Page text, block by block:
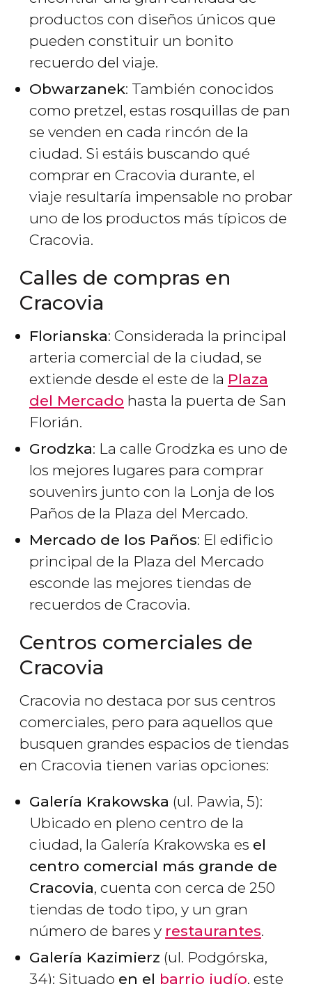
productos con diseños únicos que
pueden constituir un bonito
recuerdo del viaje.
Obwarzanek: También conocidos
como pretzel, estas rosquillas de pan
se venden en cada rincón de la
ciudad. Si estáis buscando qué
comprar en Cracovia durante, el
viaje resultaría impensable no probar
uno de los productos más típicos de
Cracovia.
Calles de compras en
Cracovia
Florianska: Considerada la principal
arteria comercial de la ciudad, se
extiende desde el este de la Plaza
del Mercado hasta la puerta de San
Florián.
Grodzka: La calle Grodzka es uno de
los mejores lugares para comprar
souvenirs junto con la Lonja de los
Paños de la Plaza del Mercado.
Mercado de los Paños: El edificio
principal de la Plaza del Mercado
esconde las mejores tiendas de
recuerdos de Cracovia.
Centros comerciales de
Cracovia
Cracovia no destaca por sus centros
comerciales, pero para aquellos que
busquen grandes espacios de tiendas
en Cracovia tienen varias opciones:
Galería Krakowska (ul. Pawia, 5):
Ubicado en pleno centro de la
ciudad, la Galería Krakowska es el
centro comercial más grande de
Cracovia, cuenta con cerca de 250
tiendas de todo tipo, y un gran
número de bares y restaurantes.
Galería Kazimierz (ul. Podgórska,
34): Situado en el barrio judío, este